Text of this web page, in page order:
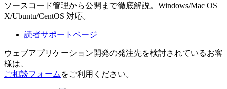
ソースコード管理から公開まで徹底解説。Windows/Mac OS
X/Ubuntu/CentOS 対応。
読者サポートページ
ウェブアプリケーション開発の発注先を検討されているお客
様は、
ご相談フォーム をご利用ください。